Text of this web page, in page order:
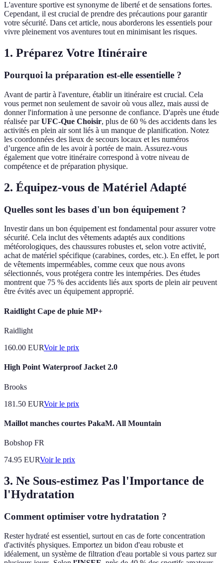
L'aventure sportive est synonyme de liberté et de sensations fortes.
Cependant, il est crucial de prendre des précautions pour garantir
votre sécurité. Dans cet article, nous aborderons les essentiels pour
vivre pleinement vos aventures tout en minimisant les risques.
1. Préparez Votre Itinéraire
Pourquoi la préparation est-elle essentielle ?
Avant de partir à l'aventure, établir un itinéraire est crucial. Cela
vous permet non seulement de savoir où vous allez, mais aussi de
donner l'information à une personne de confiance. D'après une étude
réalisée parUFC-Que Choisir, plus de 60 % des accidents dans les
activités en plein air sont liés à un manque de planification. Notez
les coordonnées des lieux de secours locaux et les numéros
d’urgence afin de les avoir à portée de main. Assurez-vous
également que votre itinéraire correspond à votre niveau de
compétence et de préparation physique.
2. Équipez-vous de Matériel Adapté
Quelles sont les bases d'un bon équipement ?
Investir dans un bon équipement est fondamental pour assurer votre
sécurité. Cela inclut des vêtements adaptés aux conditions
météorologiques, des chaussures robustes et, selon votre activité,
achat de matériel spécifique (carabines, cordes, etc.). En effet, le port
de vêtements imperméables, comme ceux que nous avons
sélectionnés, vous protégera contre les intempéries. Des études
montrent que 75 % des accidents liés aux sports de plein air peuvent
être évités avec un équipement approprié.
Raidlight Cape de pluie MP+
Raidlight
160.00 EURVoir le prix
High Point Waterproof Jacket 2.0
Brooks
181.50 EURVoir le prix
Maillot manches courtes PakaM. All Mountain
Bobshop FR
74.95 EURVoir le prix
3. Ne Sous-estimez Pas l'Importance de
l'Hydratation
Comment optimiser votre hydratation ?
Rester hydraté est essentiel, surtout en cas de forte concentration
d'activités physiques. Emportez un bidon d'eau robuste et
idéalement, un système de filtration d'eau portable si vous partez sur